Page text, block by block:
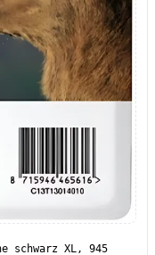
schwarz XL, 945